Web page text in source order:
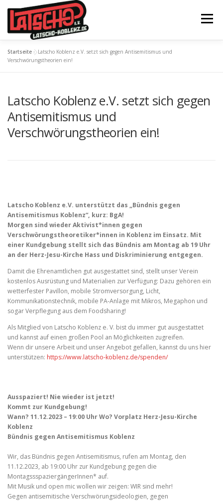
Inhalt
springen
Menü
STARTSEITE
VERANSTALTUNGEN AKTIONEN EQUIPMENT
ÜBER UNS FESTIVAL SPENDEN
Startseite »Latscho Koblenz e.V. setzt sich gegen Antisemitismus und
Verschwörungstheorien ein!
Latscho Koblenz e.V. setzt sich gegen
Antisemitismus und
Verschwörungstheorien ein!
Latscho Koblenz e.V. unterstützt das „Bündnis gegen
Antisemitismus Koblenz“, kurz: BgA!
Morgen sind wieder Aktivist*innen gegen
Verschwörungstheoretiker*innen in Koblenz im Einsatz. Mit
einer Kundgebung stellt sich das Bündnis am Montag ab 19 Uhr
an der Herz-Jesu-Kirche Hass und Diskriminierung entgegen.
Damit die Ehrenamtlichen gut ausgestattet sind, stellt unser Verein
kostenlos Ausrüstung und Materialien zur Verfügung: Dazu gehören ein
wetterfester Pavillon, mobile Stromversorgung, Licht,
Kommunikationstechnik, mobile PA-Anlage mit Mikros, Megaphon und
sogar Verpflegung aus dem Foodsharing!
Als Mitglied von Latscho Koblenz e. V. bist du immer gut ausgestattet
und kannst auf einen großen Pool an Möglichkeiten zugreifen.
Wenn dir unsere Arbeit und unser Angebot gefallen, kannst du uns hier
unterstützen: https://www.latscho-koblenz.de/spenden/
Ausspaziert! Nie wieder ist jetzt!
Kommt zur Kundgebung!
Wann? 11.12.2023 – 19:00 Uhr Wo? Vorplatz Herz-Jesu-Kirche
Koblenz
Bündnis gegen Antisemitismus Koblenz
Wir, das Bündnis gegen Antisemitismus, rufen am Montag, den
11.12.2023, ab 19:00 Uhr zur Kundgebung gegen die
MontagssspaziergängerInnen* auf.
Mit Musik und open mic wollen wir zeigen: WIR sind mehr!
Gegen antisemitische Verschwörungsideologien, gegen